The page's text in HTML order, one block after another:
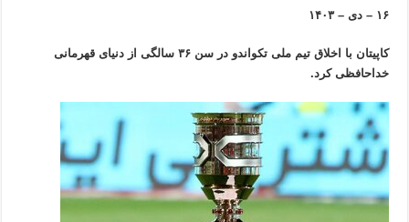
۱۶ – دی – ۱۴۰۳
کاپیتان با اخلاق تیم ملی تکواندو در سن ۳۶ سالگی از دنیای قهرمانی
خداحافظی کرد.